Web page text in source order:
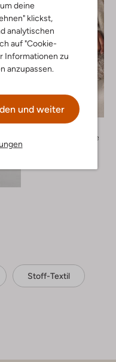
deine
klickst,
analytischen
auf "Cookie-
Informationen zu
anzupassen.
und weiter
Letzter Artikel
Fake-Fur-Jacke
Stoff-Textil